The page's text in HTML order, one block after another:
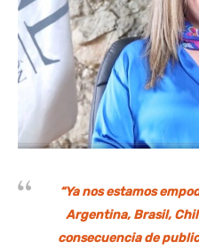
“Ya nos estamos
Argentina, Brasil,
consecuencia de